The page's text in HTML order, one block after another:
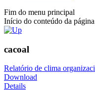
Fim do menu principal
Início do conteúdo da página
cacoal
Relatório de clima
Download
Details